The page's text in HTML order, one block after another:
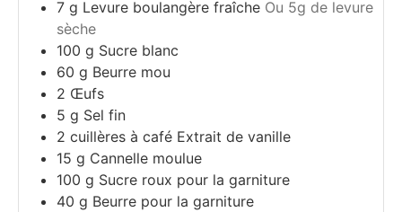
7 g Levure boulangère fraîche Ou 5g de levure
sèche
100 g Sucre blanc
60 g Beurre mou
2 Œufs
5 g Sel fin
2 cuillères à café Extrait de vanille
15 g Cannelle moulue
100 g Sucre roux pour la garniture
40 g Beurre pour la garniture